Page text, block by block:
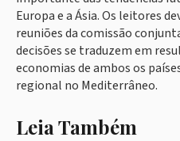
Europa e a Ásia. Os leitores
reuniões da comissão
decisões se traduzem em
economias de ambos os
regional no Mediterrâneo.
Leia Também